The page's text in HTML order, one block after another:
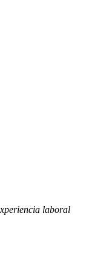
laboral